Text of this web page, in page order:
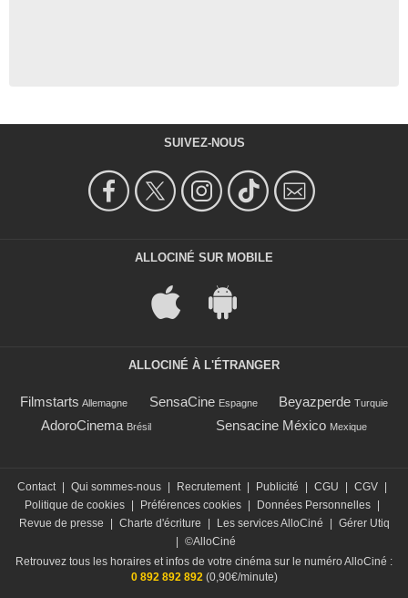
SUIVEZ-NOUS
ALLOCINÉ SUR MOBILE
ALLOCINÉ À L'ÉTRANGER
Filmstarts Allemagne SensaCine Espagne Beyazperde Turquie
AdoroCinema Brésil Sensacine México Mexique
Contact Qui sommes-nous Recrutement Publicité CGU CGV
Politique de cookies
Préférences cookies Données Personnelles
Revue de presse
Charte d'écriture Les services AlloCiné
Gérer Utiq
©AlloCiné
Retrouvez tous les horaires et infos de votre cinéma sur le numéro AlloCiné :
0 892 892 892(0,90€/minute)